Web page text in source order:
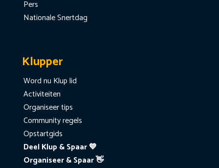
Pers
Nationale Snertdag
Klupper
Word nu Klup lid
Activiteiten
Organiseer tips
Community regels
Opstartgids
Deel Klup & Spaar 💙
Organiseer & Spaar 👋